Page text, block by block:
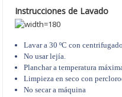
Instrucciones de Lavado
Lavar a 30 ºC con
No usar lejía.
Planchar a temperatura
Limpieza en seco con
No secar a máquina